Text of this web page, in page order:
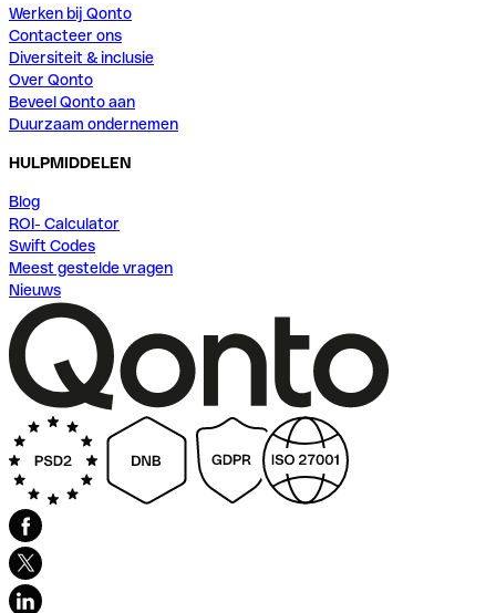
Werken bij Qonto
Contacteer ons
Diversiteit & inclusie
Over Qonto
Beveel Qonto aan
Duurzaam ondernemen
HULPMIDDELEN
Blog
ROI- Calculator
Swift Codes
Meest gestelde vragen
Nieuws